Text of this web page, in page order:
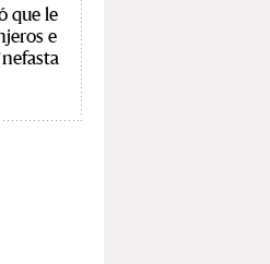
que le
e